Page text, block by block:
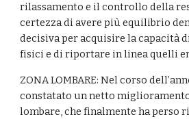
rilassamento e il controllo della
certezza di avere più equilibrio
decisiva per acquisire la capacità
fisici e di riportare in linea quelli
ZONA LOMBARE: Nel corso
constatato un netto
lombare, che finalmente ha perso